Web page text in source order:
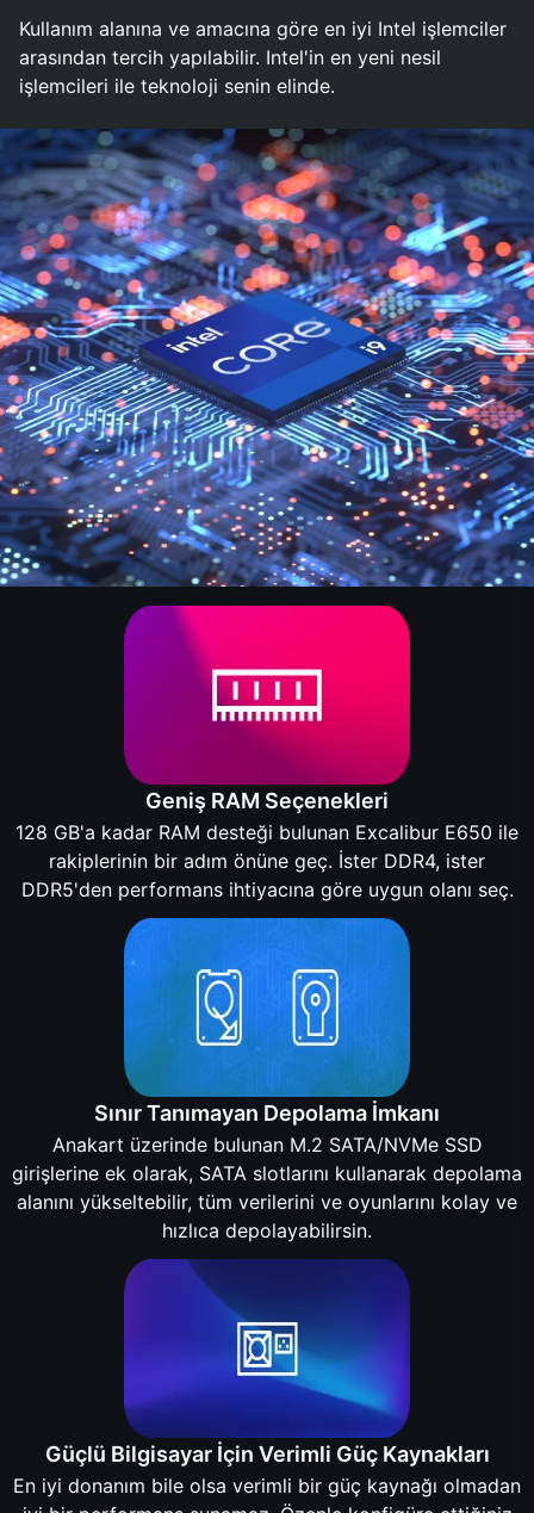
Kullanım alanına ve amacına göre en iyi Intel işlemciler
arasından tercih yapılabilir. Intel'in en yeni nesil
işlemcileri ile teknoloji senin elinde.
Geniş RAM Seçenekleri
128 GB'a kadar RAM desteği bulunan Excalibur E650 ile
rakiplerinin bir adım önüne geç. İster DDR4, ister
DDR5'den performans ihtiyacına göre uygun olanı seç.
Sınır Tanımayan Depolama İmkanı
Anakart üzerinde bulunan M.2 SATA/NVMe SSD
girişlerine ek olarak, SATA slotlarını kullanarak depolama
alanını yükseltebilir, tüm verilerini ve oyunlarını kolay ve
hızlıca depolayabilirsin.
Güçlü Bilgisayar İçin Verimli Güç Kaynakları
En iyi donanım bile olsa verimli bir güç kaynağı olmadan